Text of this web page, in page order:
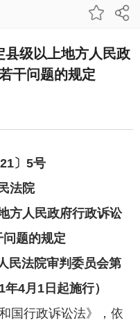
级以上地方人民政
干问题的规定
〕5号
法院
人民政府行政诉讼
题的规定
法院审判委员会第
4月1日起施行）
行政诉讼法》，依